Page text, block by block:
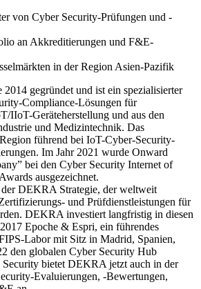
von Cyber Security-Prüfungen und -
an Akkreditierungen und F&E-
in der Region Asien-Pazifik
gegründet und ist ein spezialisierter
Compliance-Lösungen für
IIoT-Geräteherstellung und aus den
und Medizintechnik. Das
führend bei IoT-Cyber-Security-
Im Jahr 2021 wurde Onward
bei den Cyber Security Internet of
ausgezeichnet.
DEKRA Strategie, der weltweit
und Prüfdienstleistungen für
DEKRA investiert langfristig in diesen
Epoche & Espri, ein führendes
Labor mit Sitz in Madrid, Spanien,
den globalen Cyber Security Hub
bietet DEKRA jetzt auch in der
Evaluierungen, -Bewertungen,